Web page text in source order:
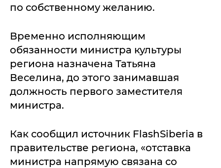
по собственному желанию.
Временно исполняющим
обязанности министра культуры
региона назначена Татьяна
Веселина, до этого занимавшая
должность первого заместителя
министра.
Как сообщил источник FlashSiberia в
правительстве региона, «отставка
министра напрямую связана со